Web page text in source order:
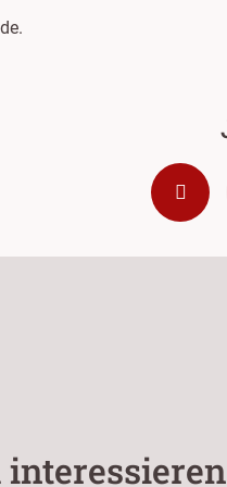
interessieren